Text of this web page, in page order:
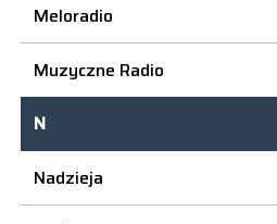
Meloradio
Muzyczne Radio
N
Nadzieja